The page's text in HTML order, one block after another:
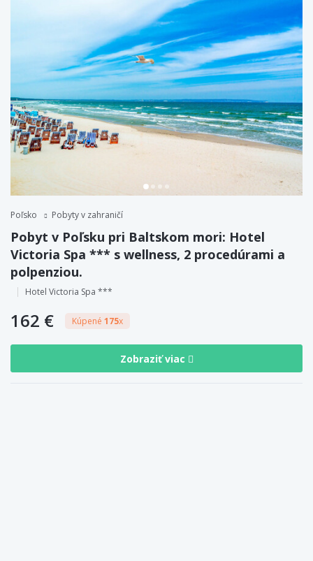
Poľsko Pobyty v zahraničí
Pobyt v Poľsku pri Baltskom mori: Hotel
Victoria Spa *** s wellness, 2 procedúrami a
polpenziou.
Hotel Victoria Spa ***
162 € Kúpené 175x
Zobraziť viac